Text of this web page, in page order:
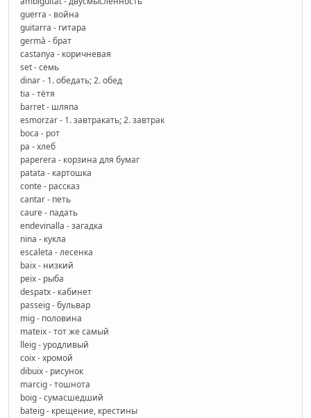
guerra - война
guitarra - гитара
germà - брат
castanya - коричневая
set - семь
dinar - 1. обедать; 2. обед
tia - тётя
barret - шляпа
esmorzar - 1. завтракать; 2. завтрак
boca - рот
pa - хлеб
paperera - корзина для бумаг
patata - картошка
conte - рассказ
cantar - петь
caure - падать
endevinalla - загадка
nina - кукла
escaleta - лесенка
baix - низкий
peix - рыба
despatx - кабинет
passeig - бульвар
mig - половина
mateix - тот же самый
lleig - уродливый
coix - хромой
dibuix - рисунок
marcig - тошнота
boig - сумасшедший
bateig - крещение, крестины